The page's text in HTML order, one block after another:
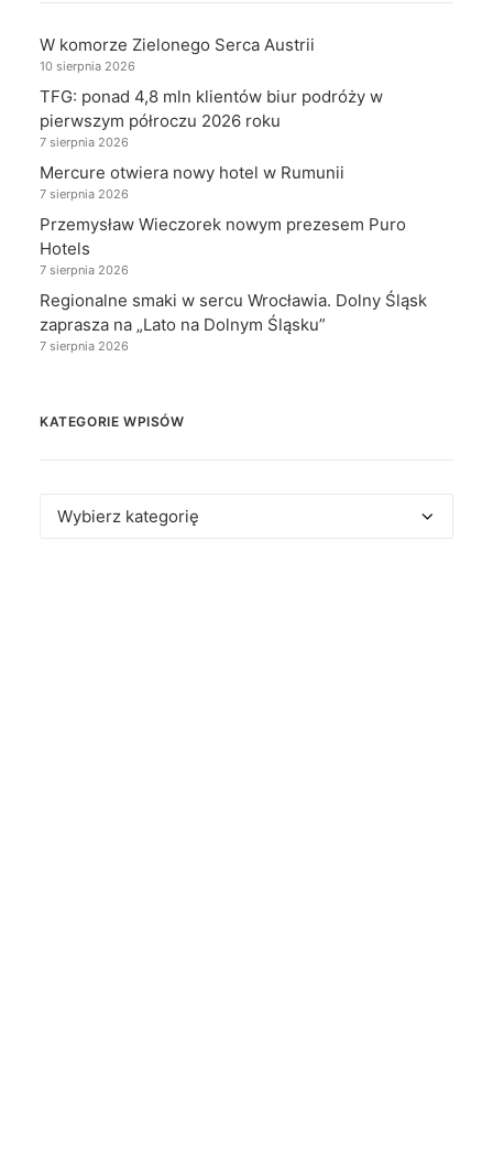
W komorze Zielonego Serca Austrii
10 sierpnia 2026
TFG: ponad 4,8 mln klientów biur podróży w
pierwszym półroczu 2026 roku
7 sierpnia 2026
Mercure otwiera nowy hotel w Rumunii
7 sierpnia 2026
Przemysław Wieczorek nowym prezesem Puro
Hotels
7 sierpnia 2026
Regionalne smaki w sercu Wrocławia. Dolny Śląsk
zaprasza na „Lato na Dolnym Śląsku”
7 sierpnia 2026
KATEGORIE WPISÓW
Kategorie